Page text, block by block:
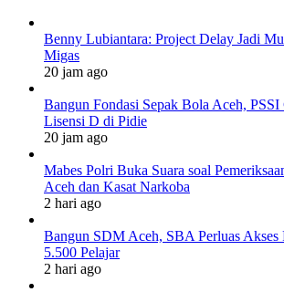
Benny Lubiantara: Project Delay Jadi
Migas
20 jam ago
Bangun Fondasi Sepak Bola Aceh,
Lisensi D di Pidie
20 jam ago
Mabes Polri Buka Suara soal
Aceh dan Kasat Narkoba
2 hari ago
Bangun SDM Aceh, SBA Perluas Akses
5.500 Pelajar
2 hari ago